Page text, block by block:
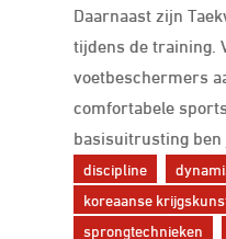
Daarnaast zijn
tijdens de training.
voetbeschermers
comfortabele
basisuitrusting ben
discipline
koreaanse
sprongtechnieken